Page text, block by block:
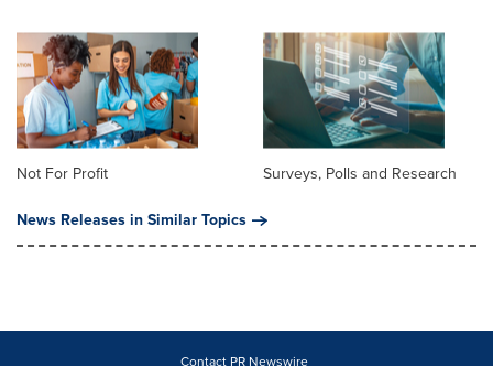
Not For Profit
Surveys, Polls and Research
News Releases in Similar Topics
Contact PR Newswire